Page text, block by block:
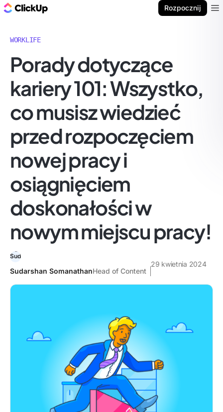
Rozpocznij
WORKLIFE
Porady dotyczące
kariery 101: Wszystko,
co musisz wiedzieć
przed rozpoczęciem
nowej pracy i
osiągnięciem
doskonałości w
nowym miejscu pracy!
Sudarshan SomanathanHead of Content
29 kwietnia 2024